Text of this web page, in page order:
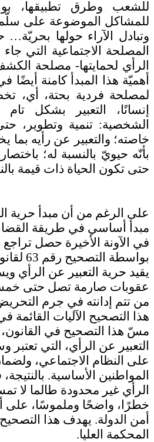
للشعب وطرق تطبيقها،
للمشاكل الموضوعة على سلّم
وتبادل الآراء حولها
المصلحة الاجتماعية التي
الرأي لحمايتها- مصلحة
أهميّة هذا المبدأ كامنة أيضًا
لمصلحة فردية بحتة، أي،
إنسانًا، التعبير بشكل
الشخصية: تنمية وتطوير،
خاصته؛ والتعبير عن رأيه
بأنّه حيويّ بالنسبة له؛
حتى تكون الحياة ذات قيمة
على الرغم من أن مبدأ حرية
مبدأ أساسي في طريقة القضاء
في الآونة الأخيرة حصل
بواسطة
يقيد حرية التعبير عن الرأي
عقوبات صارمة تصل حتى
من تتم إدانته في جرم
هذا التصحيح الآليات القائمة
مسّ هذا التصحيح في القانون،
التعبير عن الرأي، التي تعتبر
على النظام الاجتماعي،
المواطنين الأساسية.
الرأي غير محدودة طالما لا
خطرًا، واضحًا وملموسًا، على
أمن الدولة. يهدف هذا التصحيح
المحكمة العليا.